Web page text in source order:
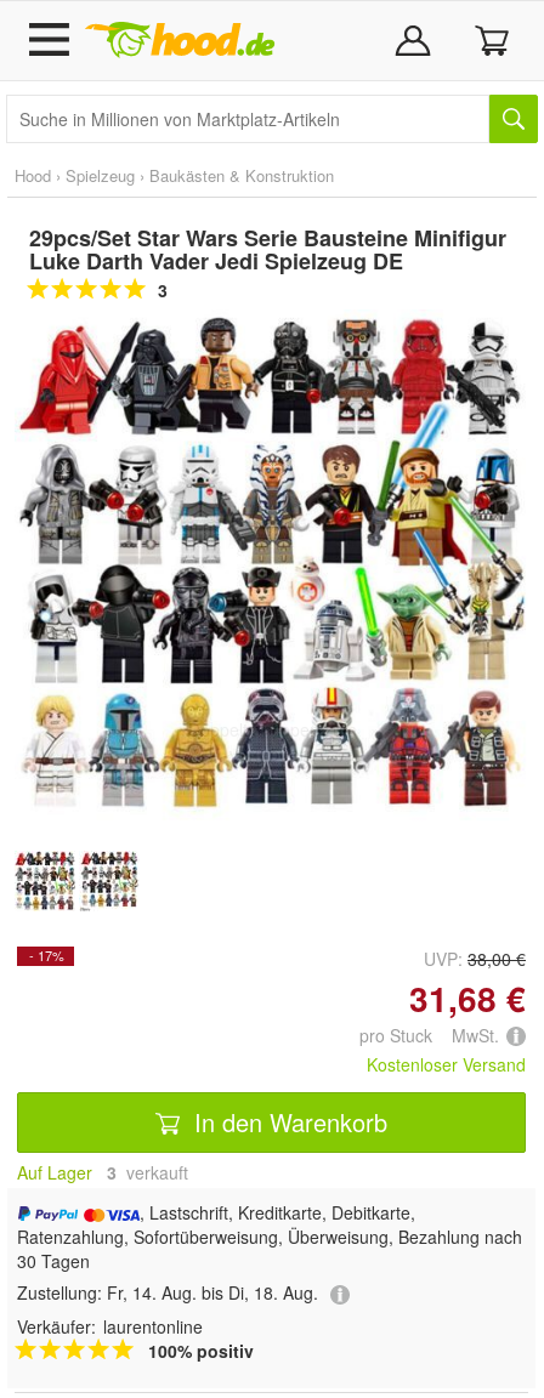
Hood › Spielzeug › Baukästen & Konstruktion
29pcs/Set Star Wars Serie Bausteine Minifigur
Luke Darth Vader Jedi Spielzeug DE
3
Doppelt antippen zum
vergrößern
- 17% UVP: 38,00 €
31,68 €
pro Stuck MwSt.
Kostenloser Versand
In den Warenkorb
Auf Lager 3 verkauft
, Lastschrift, Kreditkarte, Debitkarte,
Ratenzahlung, Sofortüberweisung, Überweisung, Bezahlung nach
30 Tagen
Zustellung: Fr, 14. Aug. bis Di, 18. Aug.
Verkäufer: laurentonline
100% positiv